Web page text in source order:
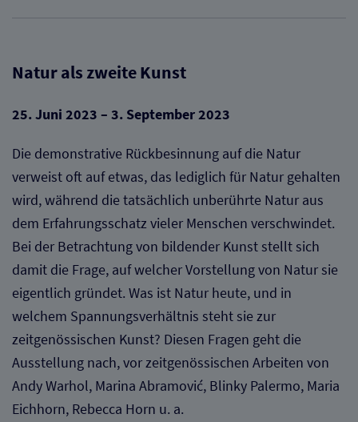
Natur als zweite Kunst
25. Juni 2023 – 3. September 2023
Die demonstrative Rückbesinnung auf die Natur
verweist oft auf etwas, das lediglich für Natur gehalten
wird, während die tatsächlich unberührte Natur aus
dem Erfahrungsschatz vieler Menschen verschwindet.
Bei der Betrachtung von bildender Kunst stellt sich
damit die Frage, auf welcher Vorstellung von Natur sie
eigentlich gründet. Was ist Natur heute, und in
welchem Spannungsverhältnis steht sie zur
zeitgenössischen Kunst? Diesen Fragen geht die
Ausstellung nach, vor zeitgenössischen Arbeiten von
Andy Warhol, Marina Abramović, Blinky Palermo, Maria
Eichhorn, Rebecca Horn u. a.